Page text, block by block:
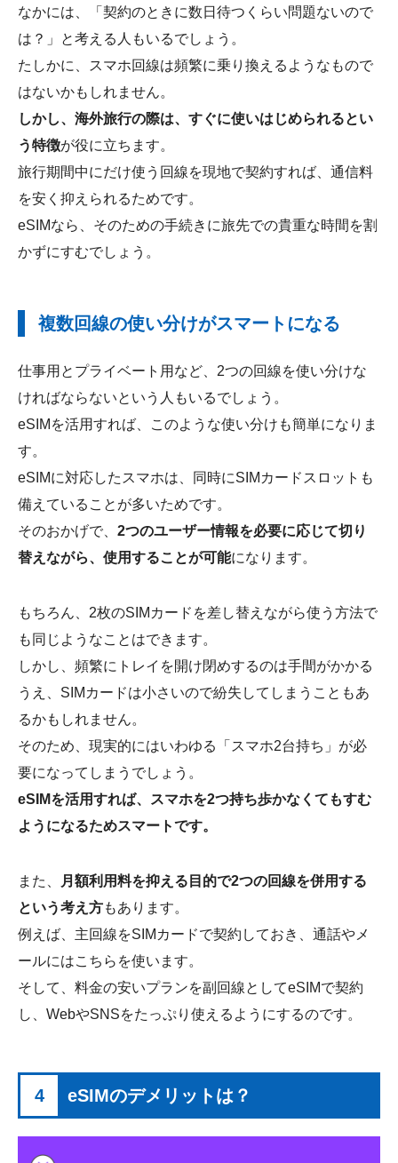
なかには、「契約のときに数日待つくらい問題ないので
は？」と考える人もいるでしょう。
たしかに、スマホ回線は頻繁に乗り換えるようなもので
はないかもしれません。
しかし、海外旅行の際は、すぐに使いはじめられるとい
う特徴が役に立ちます。
旅行期間中にだけ使う回線を現地で契約すれば、通信料
を安く抑えられるためです。
eSIMなら、そのための手続きに旅先での貴重な時間を割
かずにすむでしょう。
複数回線の使い分けがスマートになる
仕事用とプライベート用など、2つの回線を使い分けな
ければならないという人もいるでしょう。
eSIMを活用すれば、このような使い分けも簡単になりま
す。
eSIMに対応したスマホは、同時にSIMカードスロットも
備えていることが多いためです。
そのおかげで、 2つのユーザー情報を必要に応じて切り
替えながら、使用することが可能になります。
もちろん、2枚のSIMカードを差し替えながら使う方法で
も同じようなことはできます。
しかし、頻繁にトレイを開け閉めするのは手間がかかる
うえ、SIMカードは小さいので紛失してしまうこともあ
るかもしれません。
そのため、現実的にはいわゆる「スマホ2台持ち」が必
要になってしまうでしょう。
eSIMを活用すれば、スマホを2つ持ち歩かなくてもすむ
ようになるためスマートです。
また、
月額利用料を抑える目的で2つの回線を併用する
という考え方もあります。
例えば、主回線をSIMカードで契約しておき、通話やメ
ールにはこちらを使います。
そして、料金の安いプランを副回線としてeSIMで契約
し、WebやSNSをたっぷり使えるようにするのです。
4 eSIMのデメリットは？